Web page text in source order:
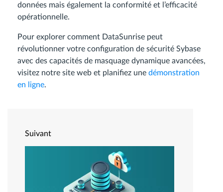
données mais également la conformité et l’efficacité
opérationnelle.
Pour explorer comment DataSunrise peut
révolutionner votre configuration de sécurité Sybase
avec des capacités de masquage dynamique avancées,
visitez notre site web et planifiez une démonstration
en ligne.
Suivant